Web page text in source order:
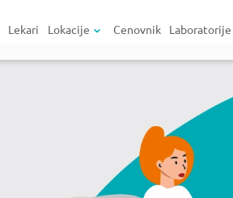
Lekari Lokacije Cenovnik Laboratorije